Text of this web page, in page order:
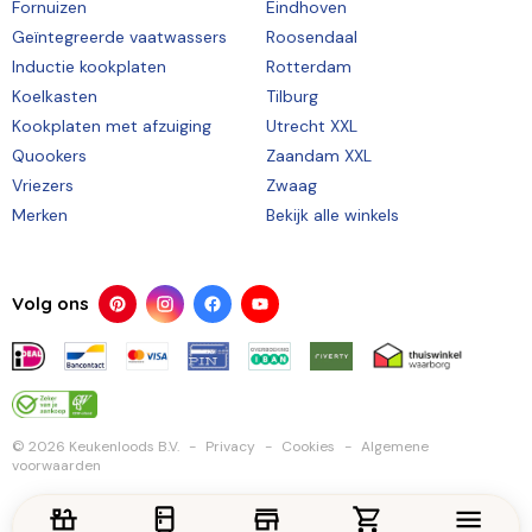
Fornuizen
Geïntegreerde vaatwassers
Inductie kookplaten
Koelkasten
Kookplaten met afzuiging
Quookers
Vriezers
Merken
Eindhoven
Roosendaal
Rotterdam
Tilburg
Utrecht XXL
Zaandam XXL
Zwaag
Bekijk alle winkels
Volg ons
© 2026 Keukenloods B.V. Privacy Cookies
Algemene
voorwaarden